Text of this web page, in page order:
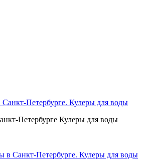
Петербурге Кулеры для воды